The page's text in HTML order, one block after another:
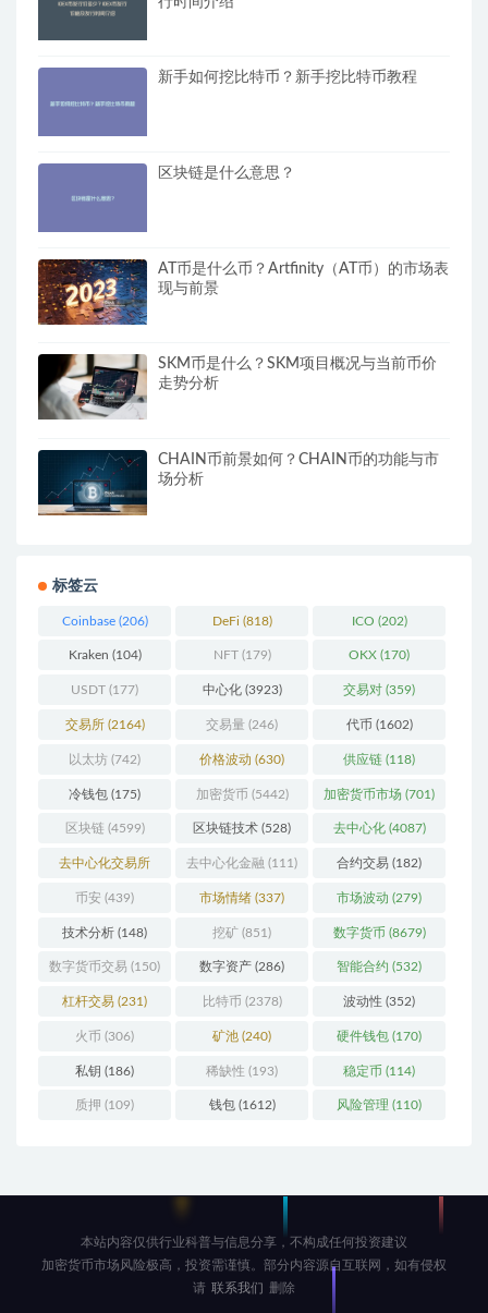
新手如何挖比特币？新手挖比特币教程
区块链是什么意思？
AT币是什么币？Artfinity（AT币）的市场表
现与前景
SKM币是什么？SKM项目概况与当前币价
走势分析
CHAIN币前景如何？CHAIN币的功能与市
场分析
标签云
Coinbase(206) DeFi (818) ICO (202)
Kraken (104) NFT(179) OKX (170)
USDT (177) 中心化(3923) 交易对 (359)
交易所(2164) 交易量 (246) 代币 (1602)
以太坊 (742) 价格波动 (630) 供应链 (118)
冷钱包 (175) 加密货币 (5442) 加密货币市场 (701)
区块链(4599) 区块链技术 (528) 去中心化(4087)
去中心化交易所
(197)
去中心化金融 (111) 合约交易 (182)
币安 (439) 市场情绪 (337) 市场波动 (279)
技术分析 (148) 挖矿 (851) 数字货币 (8679)
数字货币交易 (150) 数字资产 (286) 智能合约 (532)
杠杆交易 (231) 比特币 (2378) 波动性 (352)
火币 (306) 矿池 (240) 硬件钱包 (170)
私钥 (186) 稀缺性 (193) 稳定币 (114)
质押 (109) 钱包(1612) 风险管理 (110)
本站内容仅供行业科普与信息分享，不构成任何投资建议
加密货币市场风险极高，投资需谨慎。部分内容源自互联网，如有侵权
请 联系我们 删除